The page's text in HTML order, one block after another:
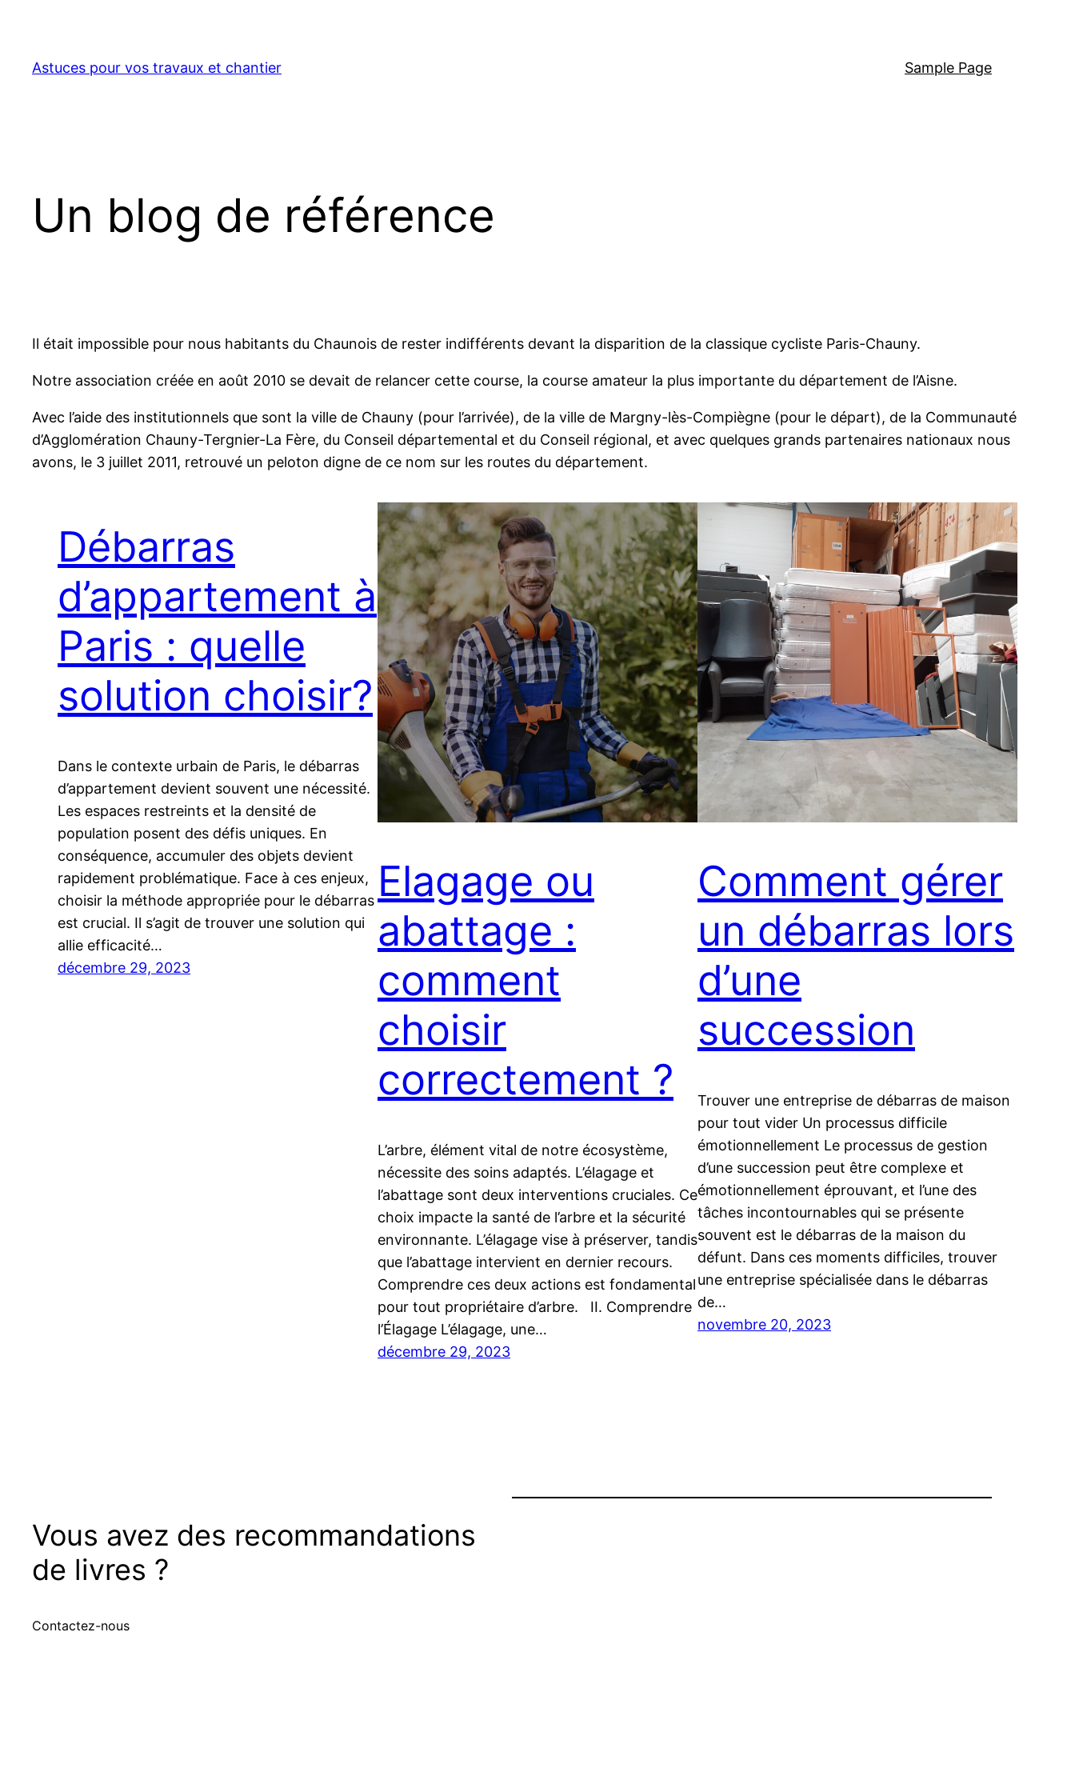
contenu
Astuces pour vos travaux et chantier Sample Page
Un blog de référence
Il était impossible pour nous habitants du Chaunois de rester indifférents devant la disparition de la classique cycliste Paris-Chauny.
Notre association créée en août 2010 se devait de relancer cette course, la course amateur la plus importante du département de l’Aisne.
Avec l’aide des institutionnels que sont la ville de Chauny (pour l’arrivée), de la ville de Margny-lès-Compiègne (pour le départ), de la Communauté
d’Agglomération Chauny-Tergnier-La Fère, du Conseil départemental et du Conseil régional, et avec quelques grands partenaires nationaux nous
avons, le 3 juillet 2011, retrouvé un peloton digne de ce nom sur les routes du département.
Débarras
d’appartement à
Paris : quelle
solution choisir?
Dans le contexte urbain de Paris, le débarras
d’appartement devient souvent une nécessité.
Les espaces restreints et la densité de
population posent des défis uniques. En
conséquence, accumuler des objets devient
rapidement problématique. Face à ces enjeux,
choisir la méthode appropriée pour le débarras
est crucial. Il s’agit de trouver une solution qui
allie efficacité…
décembre 29, 2023
Elagage ou
abattage :
comment
choisir
correctement ?
L’arbre, élément vital de notre écosystème,
nécessite des soins adaptés. L’élagage et
l’abattage sont deux interventions cruciales. Ce
choix impacte la santé de l’arbre et la sécurité
environnante. L’élagage vise à préserver, tandis
que l’abattage intervient en dernier recours.
Comprendre ces deux actions est fondamental
pour tout propriétaire d’arbre. II. Comprendre
l’Élagage L’élagage, une…
décembre 29, 2023
Comment gérer
un débarras lors
d’une
succession
Trouver une entreprise de débarras de maison
pour tout vider Un processus difficile
émotionnellement Le processus de gestion
d’une succession peut être complexe et
émotionnellement éprouvant, et l’une des
tâches incontournables qui se présente
souvent est le débarras de la maison du
défunt. Dans ces moments difficiles, trouver
une entreprise spécialisée dans le débarras
de…
novembre 20, 2023
Vous avez des recommandations
de livres ?
Contactez-nous